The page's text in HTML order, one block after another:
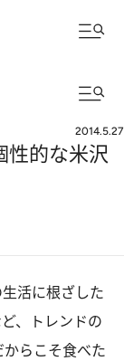
2014.5.27
性的な米沢
活に根ざした
、トレンドの
らこそ食べた